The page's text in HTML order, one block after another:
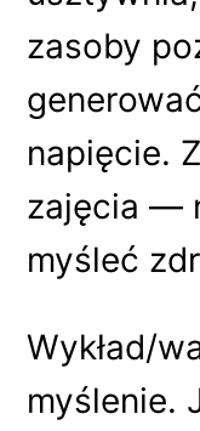
zasoby
napięcie.
zajęcia —
myśleć
Wykład/
myślenie.